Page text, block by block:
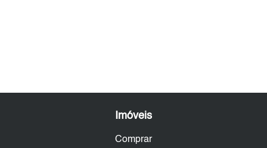
Imóveis
Comprar